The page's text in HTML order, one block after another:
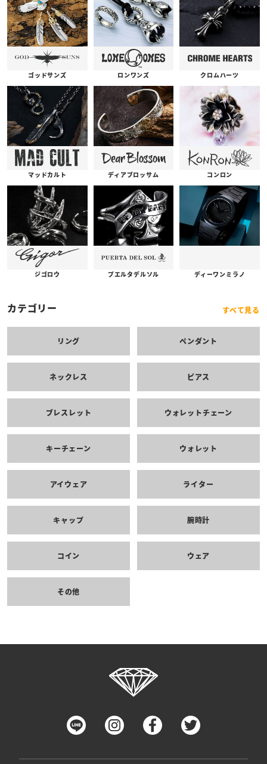
ゴッドサンズ ロンワンズ クロムハーツ
マッドカルト ディアブロッサム コンロン
ジゴロウ プエルタデルソル ディーワンミラノ
カテゴリー すべて見る
リング ペンダント
ネックレス ピアス
ブレスレット ウォレットチェーン
キーチェーン ウォレット
アイウェア ライター
キャップ 腕時計
コイン ウェア
その他